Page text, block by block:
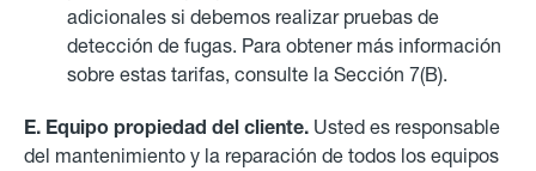
adicionales si debemos realizar pruebas de
detección de fugas. Para obtener más información
sobre estas tarifas, consulte la Sección 7(B).
E. Equipo propiedad del cliente. Usted es responsable
del mantenimiento y la reparación de todos los equipos